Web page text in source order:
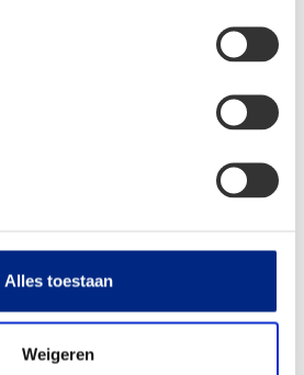
Alles toestaan
Weigeren
servicecenter en
12:30 en 13:30 – 17:00